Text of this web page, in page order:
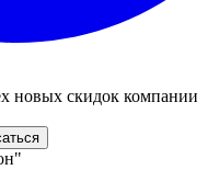
новых скидок компании